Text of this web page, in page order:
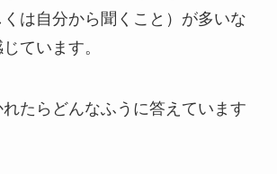
は自分から聞くこと）が多いな
ています。
たらどんなふうに答えています